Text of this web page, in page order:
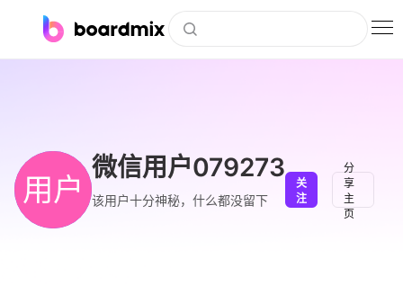
下载
会员
企业服务
用户
微信用户079273
该用户十分神秘，什么都没留下
关
注
分
享
主
页